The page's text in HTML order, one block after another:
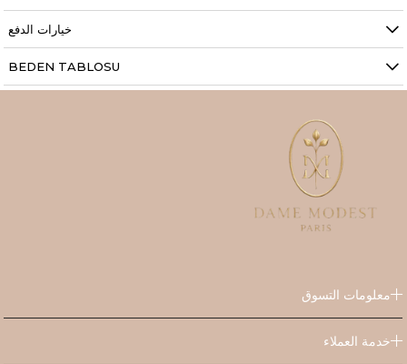
خيارات الدفع
BEDEN TABLOSU
معلومات التسوق
خدمة العملاء